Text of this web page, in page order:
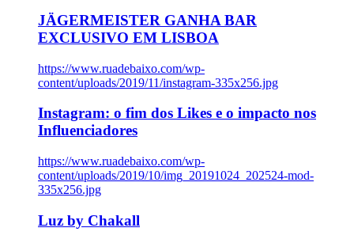
JÄGERMEISTER GANHA BAR
EXCLUSIVO EM LISBOA
https://www.ruadebaixo.com/wp-
content/uploads/2019/11/instagram-335x256.jpg
Instagram: o fim dos Likes e o impacto nos
Influenciadores
https://www.ruadebaixo.com/wp-
content/uploads/2019/10/img_20191024_202524-mod-
335x256.jpg
Luz by Chakall